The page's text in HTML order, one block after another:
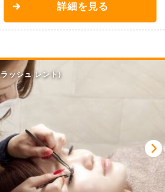
詳細を見る
ッシュ レント)